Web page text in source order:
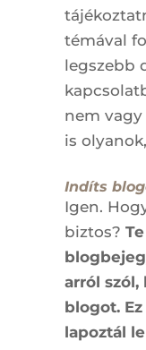
témával
legszebb
nem vagy
is
Indíts
Igen.
biztos?
arról szól,
blogot.
lapoztál